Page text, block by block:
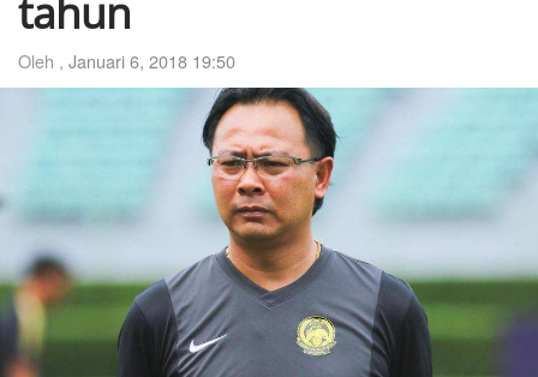
Oleh , Januari 6, 2018 19:50